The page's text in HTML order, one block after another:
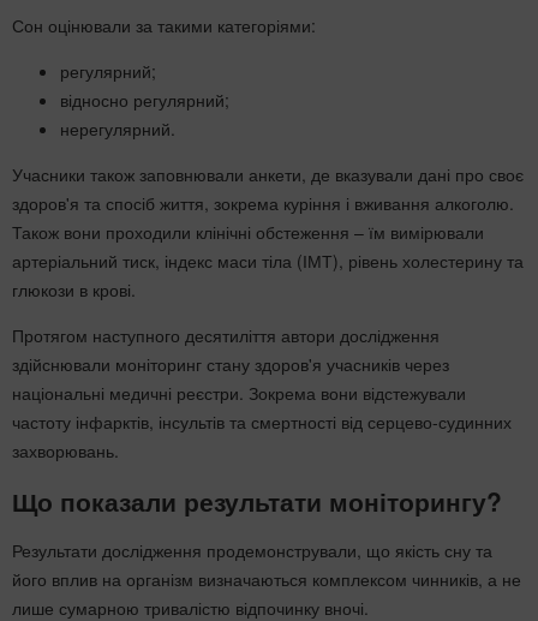
Сон оцінювали за такими категоріями:
регулярний;
відносно регулярний;
нерегулярний.
Учасники також заповнювали анкети, де вказували дані про своє
здоров'я та спосіб життя, зокрема куріння і вживання алкоголю.
Також вони проходили клінічні обстеження – їм вимірювали
артеріальний тиск, індекс маси тіла (ІМТ), рівень холестерину та
глюкози в крові.
Протягом наступного десятиліття автори дослідження
здійснювали моніторинг стану здоров'я учасників через
національні медичні реєстри. Зокрема вони відстежували
частоту інфарктів, інсультів та смертності від серцево-судинних
захворювань.
Що показали результати моніторингу?
Результати дослідження продемонстрували, що якість сну та
його вплив на організм визначаються комплексом чинників, а не
лише сумарною тривалістю відпочинку вночі.